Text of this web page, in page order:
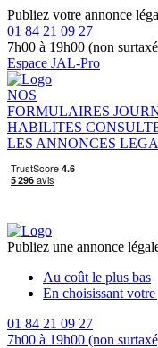
Publiez votre annonce
01 84 21 09 27
7h00 à 19h00 (non
Espace JAL-Pro
NOS
FORMULAIRES
HABILITES
LES ANNONCES
Publiez une annonce
Au coût le plus bas
En choisissant
01 84 21 09 27
7h00 à 19h00 (non